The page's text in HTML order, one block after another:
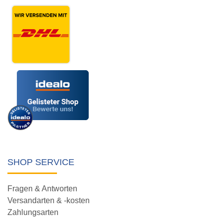
SHOP SERVICE
Fragen & Antworten
Versandarten & -kosten
Zahlungsarten